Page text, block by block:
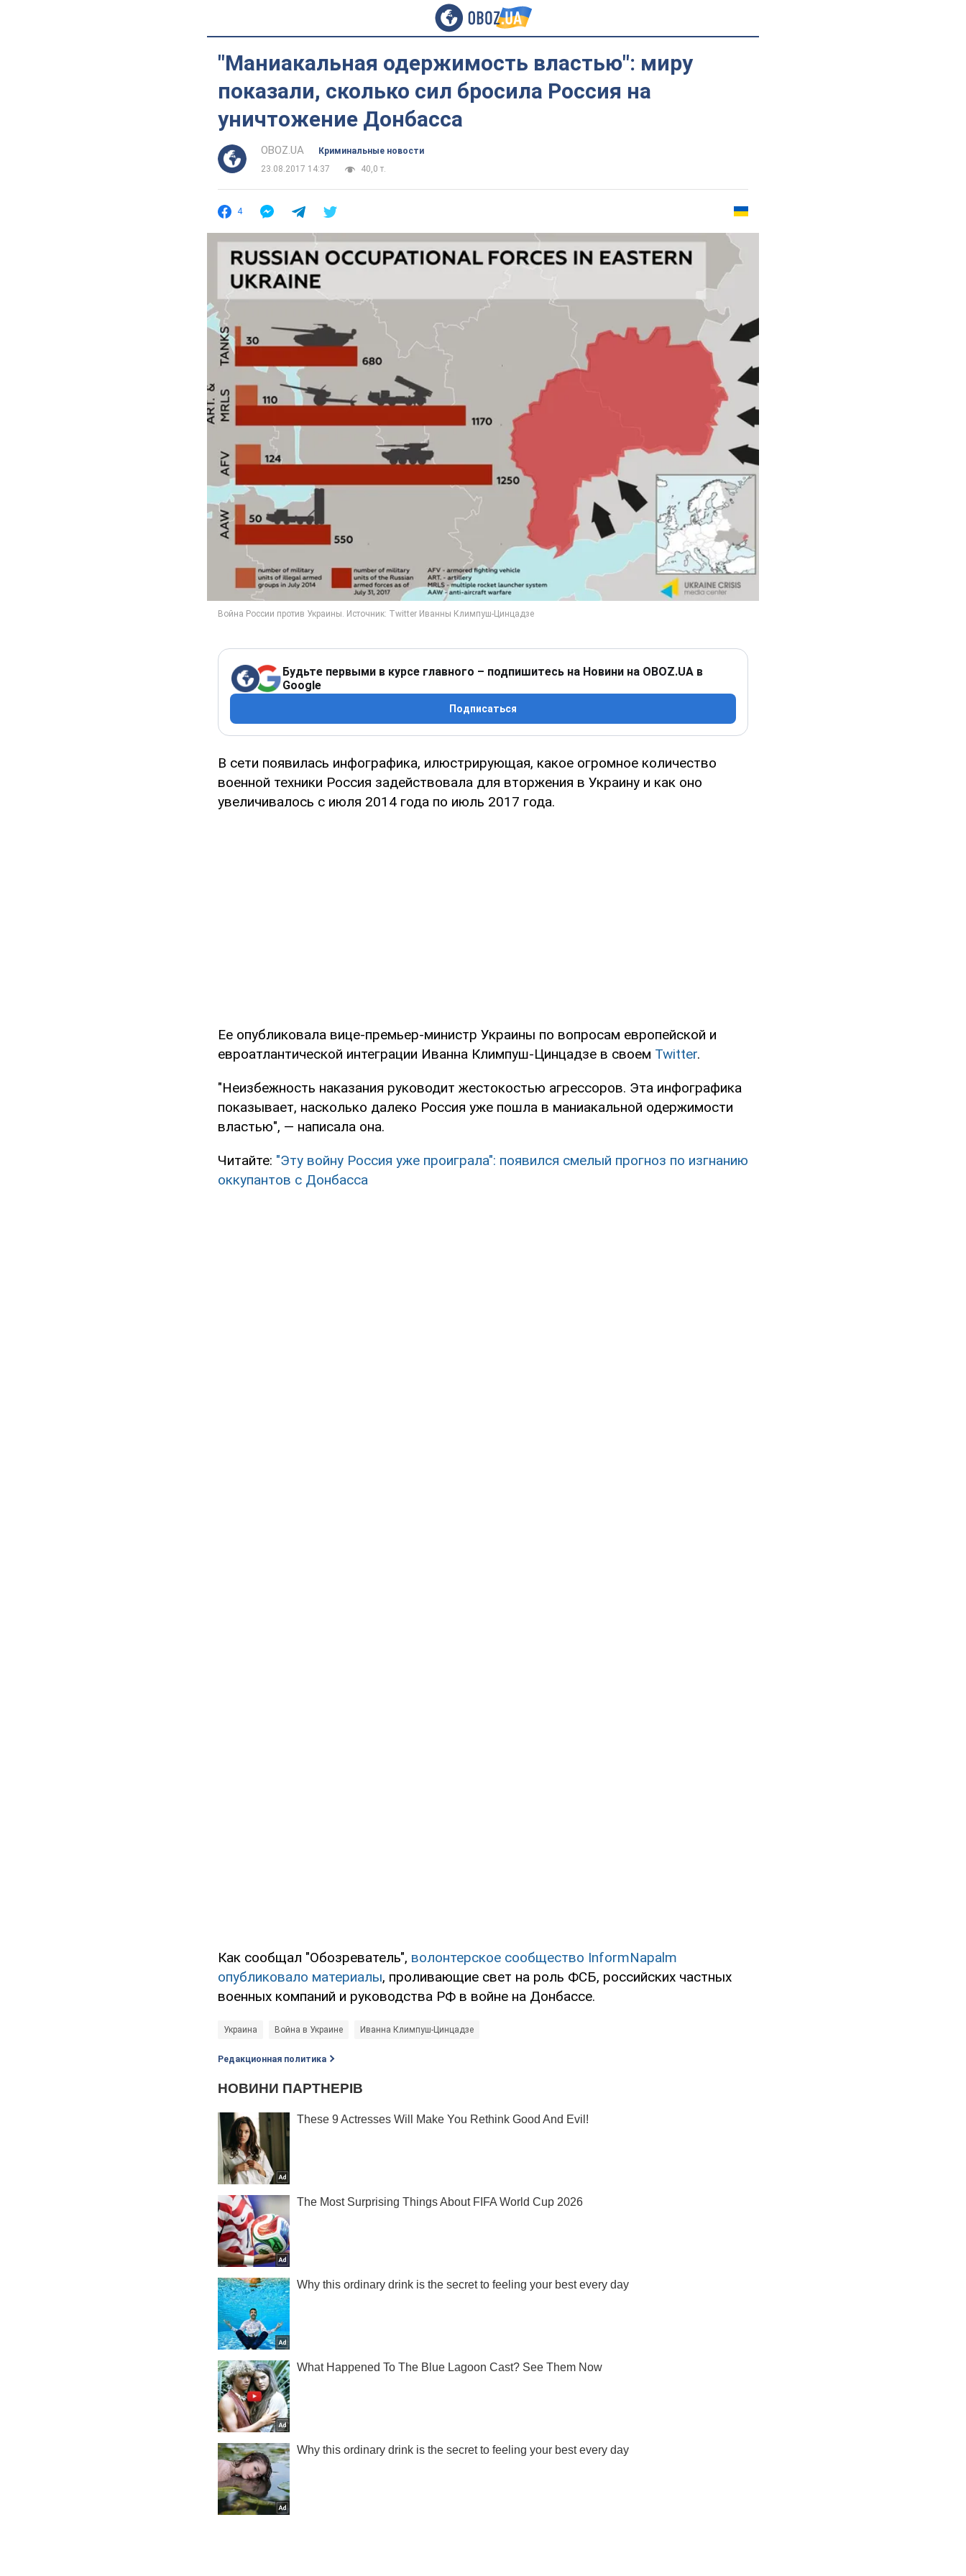
"Маниакальная одержимость властью": миру
показали, сколько сил бросила Россия на
уничтожение Донбасса
OBOZ.UA
Криминальные новости
23.08.2017 14:37
40,0 т.
4
Будьте первыми в курсе главного – подпишитесь на Новини на OBOZ.UA в
Google
Подписаться
В сети появилась инфографика, илюстрирующая, какое огромное количество
военной техники Россия задействовала для вторжения в Украину и как оно
увеличивалось с июля 2014 года по июль 2017 года.
Ее опубликовала вице-премьер-министр Украины по вопросам европейской и
евроатлантической интеграции Иванна Климпуш-Цинцадзе в своем Twitter.
"Неизбежность наказания руководит жестокостью агрессоров. Эта инфографика
показывает, насколько далеко Россия уже пошла в маниакальной одержимости
властью", — написала она.
Читайте: "Эту войну Россия уже проиграла": появился смелый прогноз по изгнанию
оккупантов с Донбасса
Как сообщал "Обозреватель", волонтерское сообщество InformNapalm
опубликовало материалы, проливающие свет на роль ФСБ, российских частных
военных компаний и руководства РФ в войне на Донбассе.
Украина Война в Украине Иванна Климпуш-Цинцадзе
Редакционная политика